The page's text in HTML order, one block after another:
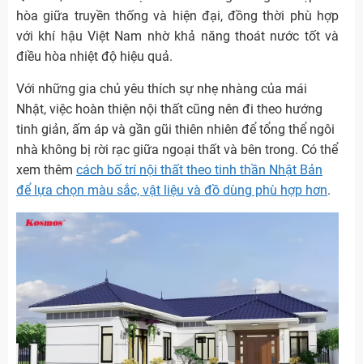
hòa giữa truyền thống và hiện đại, đồng thời phù hợp
với khí hậu Việt Nam nhờ khả năng thoát nước tốt và
điều hòa nhiệt độ hiệu quả.
Với những gia chủ yêu thích sự nhẹ nhàng của mái
Nhật, việc hoàn thiện nội thất cũng nên đi theo hướng
tinh giản, ấm áp và gần gũi thiên nhiên để tổng thể ngôi
nhà không bị rời rạc giữa ngoại thất và bên trong. Có thể
xem thêm cách bố trí nội thất theo tinh thần Nhật Bản
để lựa chọn màu sắc, vật liệu và đồ dùng phù hợp hơn.